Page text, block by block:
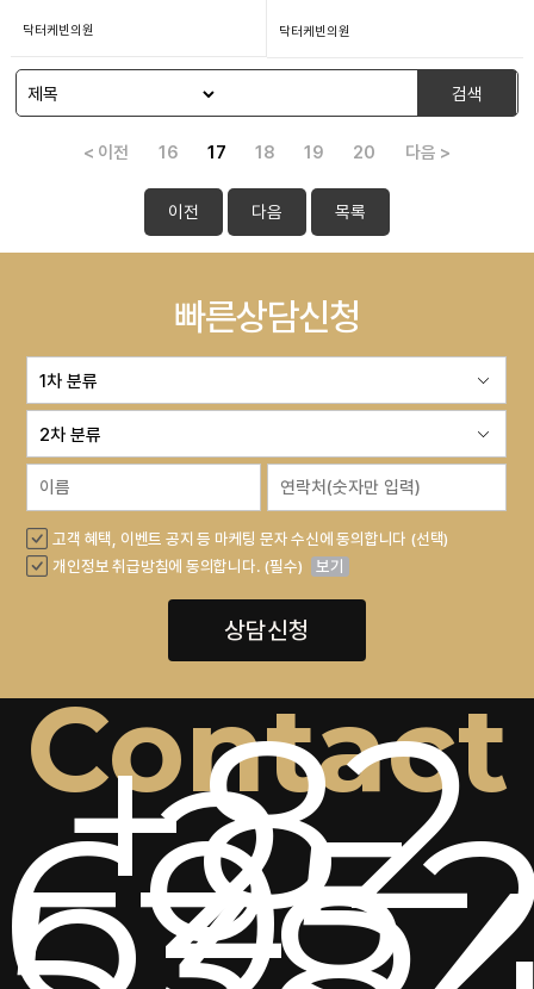
닥터케빈의원 닥터케빈의원
검색
< 이전 16 17 18 19 20 다음 >
이전 다음 목록
빠른상담신청
고객 혜택, 이벤트 공지 등 마케팅 문자 수신에 동의합니다 (선택)
개인정보 취급방침에 동의합니다. (필수)
보기
상담신청
Contact
+82
2-